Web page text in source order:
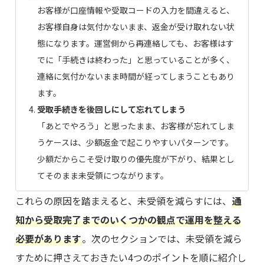
お客様が口座情報や受取コードの入力を間違えると、
お客様自身は気付かないまま、返金が受け取れない状
態になります。運営側から再連絡しても、お客様はす
でに「手続きは終わった」と思っていることが多く、
連絡に気付かないまま時間が経ってしまうこともあり
ます。
受取手続きを後回しにして忘れてしまう
「あとでやろう」と思ったまま、お客様が忘れてしま
うケースは、少額返金で起こりやすいパターンです。
少額だからこそ受け取りの優先度が下がり、結果とし
てそのまま未受領につながります。
これらの原因を踏まえると、未受領を減らすには、通
知から受取完了までのいくつかの観点で運用を整える
必要があります。次のセクションでは、未受領を減ら
すために押さえておきたい4つのポイントを順に紹介し